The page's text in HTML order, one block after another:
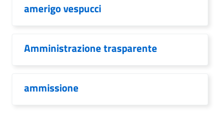
amerigo vespucci
Amministrazione trasparente
ammissione